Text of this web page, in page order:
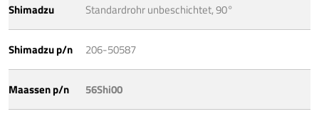
Shimadzu Standardrohr unbeschichtet, 90°
Shimadzu p/n 206-50587
Maassen p/n 56Shi00